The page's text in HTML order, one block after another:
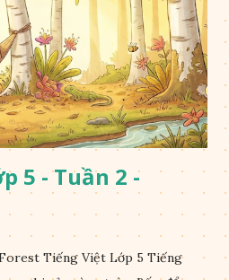
5 - Tuần 2 -
Tiếng Việt Lớp 5 Tiếng